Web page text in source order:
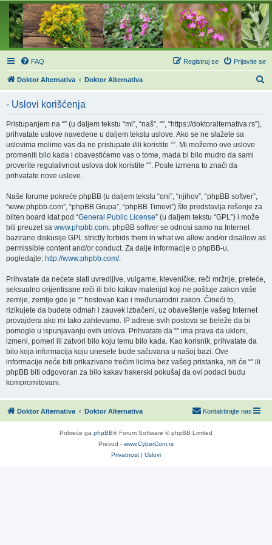
FAQ Prijavite se
Registruj se
Doktor Alternativa Doktor Alternativa
- Uslovi korišćenja
Pristupanjem na “” (u daljem tekstu “mi”, “naš”, “”, “https://doktoralternativa.rs”),
prihvatate uslove navedene u daljem tekstu uslove. Ako se ne slažete sa
uslovima molimo vas da ne pristupate i/ili koristite “”. Mi možemo ove uslove
promeniti bilo kada i obavestićemo vas o tome, mada bi bilo mudro da sami
proverite regulativnost uslova dok koristite “”. Posle izmena to znači da
prihvatate nove uslove.
Naše forume pokreće phpBB (u daljem tekstu “oni”, “njihov”, “phpBB softver”,
“www.phpbb.com”, “phpBB Grupa”, “phpBB Timovi”) što predstavlja rešenje za
bilten board idat pod “General Public License” (u daljem tekstu “GPL”) i može
biti preuzet sa www.phpbb.com. phpBB softver se odnosi samo na Internet
bazirane diskusije GPL strictly forbids them in what we allow and/or disallow as
permissible content and/or conduct. Za dalje informacije o phpBB-u,
pogledajte: http://www.phpbb.com/.
Prihvatate da nećete slati uvredljive, vulgarne, kleveničke, reči mržnje, preteće,
seksualno orijentisane reči ili bilo kakav materijal koji ne poštuje zakon vaše
zemlje, zemlje gde je “” hostovan kao i međunarodni zakon. Čineći to,
rizikujete da budete odmah i zauvek izbačeni, uz obaveštenje vašeg Internet
provajdera ako mi tako zahtevamo. IP adrese svih postova se beleže da bi
pomogle u ispunjavanju ovih uslova. Prihvatate da “” ima prava da ukloni,
izmeni, pomeri ili zatvori bilo koju temu bilo kada. Kao korisnik, prihvatate da
bilo koja informacija koju unesete bude sačuvana u našoj bazi. Ove
informacije neće biti prikazivane trećim licima bez vašeg pristanka, niti će “” ili
phpBB biti odgovoran za bilo kakav hakerski pokušaj da ovi podaci budu
kompromitovani.
Doktor Alternativa Doktor Alternativa Kontaktirajte nas
Pokreće ga phpBB® Forum Software © phpBB Limited
Prevod - www.CyberCom.rs
Privatnost | Uslovi